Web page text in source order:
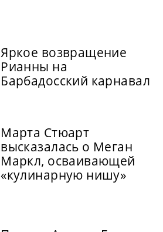
Яркое возвращение
Рианны на
Барбадосский карнавал
Марта Стюарт
высказалась о Меган
Маркл, осваивающей
«кулинарную нишу»